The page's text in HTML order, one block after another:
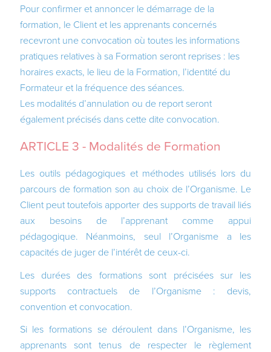
Pour confirmer et annoncer le démarrage de la
formation, le Client et les apprenants concernés
recevront une convocation où toutes les informations
pratiques relatives à sa Formation seront reprises : les
horaires exacts, le lieu de la Formation, l’identité du
Formateur et la fréquence des séances.
Les modalités d’annulation ou de report seront
également précisés dans cette dite convocation.
ARTICLE 3 - Modalités de Formation
Les outils pédagogiques et méthodes utilisés lors du
parcours de formation son au choix de l’Organisme. Le
Client peut toutefois apporter des supports de travail liés
aux besoins de l’apprenant comme appui
pédagogique. Néanmoins, seul l’Organisme a les
capacités de juger de l’intérêt de ceux-ci.
Les durées des formations sont précisées sur les
supports contractuels de l’Organisme : devis,
convention et convocation.
Si les formations se déroulent dans l’Organisme, les
apprenants sont tenus de respecter le règlement